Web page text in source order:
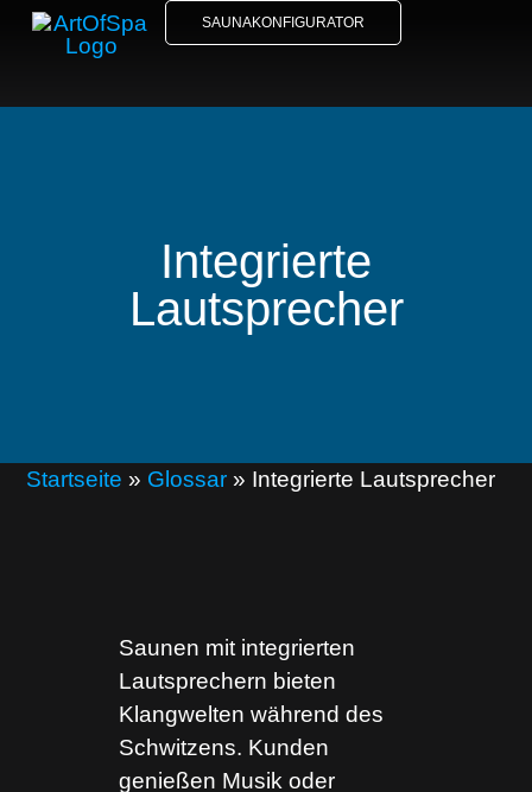
SAUNAKONFIGURATOR
Integrierte
Lautsprecher
Startseite » Glossar » Integrierte Lautsprecher
Saunen mit integrierten
Lautsprechern bieten
Klangwelten während des
Schwitzens. Kunden
genießen Musik oder